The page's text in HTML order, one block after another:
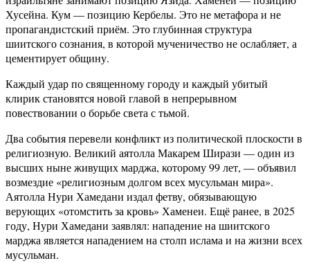
Хусейна. Кум — позицию Кербелы. Это не метафора и не
пропагандистский приём. Это глубинная структура
шиитского сознания, в которой мученичество не ослабляет, а
цементирует общину.
Каждый удар по священному городу и каждый убитый
клирик становятся новой главой в непрерывном
повествовании о борьбе света с тьмой.
Два события перевели конфликт из политической плоскости в
религиозную. Великий аятолла Макарем Ширази — один из
высших ныне живущих марджа, которому 99 лет, — объявил
возмездие «религиозным долгом всех мусульман мира».
Аятолла Нури Хамедани издал фетву, обязывающую
верующих «отомстить за кровь» Хаменеи. Ещё ранее, в 2025
году, Нури Хамедани заявлял: нападение на шиитского
марджа является нападением на столп ислама и на жизни всех
мусульман.